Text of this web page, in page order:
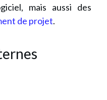
mais aussi des
de projet.